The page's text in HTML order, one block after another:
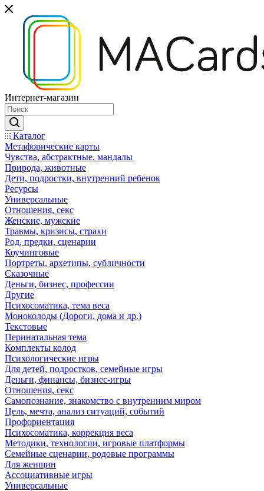
Интернет-магазин
Каталог
Mетафорические карты
Чувства, абстрактные, мандалы
Природа, животные
Дети, подростки, внутренний ребенок
Ресурсы
Универсальные
Отношения, секс
Женские, мужские
Травмы, кризисы, страхи
Род, предки, сценарии
Коучинговые
Портреты, архетипы, субличности
Сказочные
Деньги, бизнес, профессии
Другие
Психосоматика, тема веса
Моноколоды (Дороги, дома и др.)
Текстовые
Перинатальная тема
Комплекты колод
Психологические игры
Для детей, подростков, семейные игры
Деньги, финансы, бизнес-игры
Отношения, секс
Самопознание, знакомство с внутренним миром
Цель, мечта, анализ ситуаций, событий
Профориентация
Психосоматика, коррекция веса
Методики, технологии, игровые платформы
Семейные сценарии, родовые программы
Для женщин
Ассоциативные игры
Универсальные